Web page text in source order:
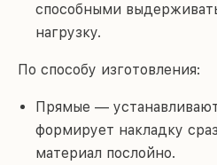
способными
нагрузку.
По способу изготовления:
Прямые —
формирует накладку
материал послойно.